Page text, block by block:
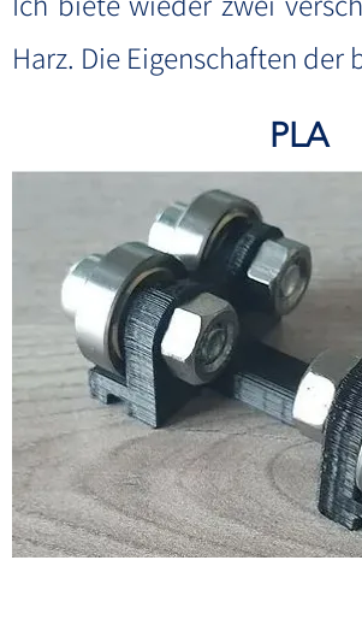
Harz. Die Eigenschaften
PLA